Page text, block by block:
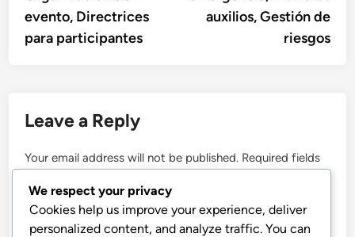
evento, Directrices
para participantes
auxilios, Gestión de
riesgos
Leave a Reply
Your email address will not be published. Required fields
COMMENT*
We respect your privacy
Cookies help us improve your experience, deliver
personalized content, and analyze traffic. You can